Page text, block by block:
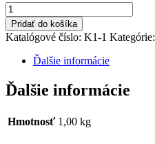
množstvo
Pedál
spojky
Pridať do košíka
Katalógové číslo: K1-1 Kategórie:
Ďalšie informácie
Ďalšie informácie
Hmotnosť 1,00 kg